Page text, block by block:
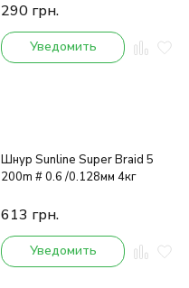
290 грн.
Уведомить
Шнур Sunline Super Braid 5
200m # 0.6 /0.128мм 4кг
613 грн.
Уведомить